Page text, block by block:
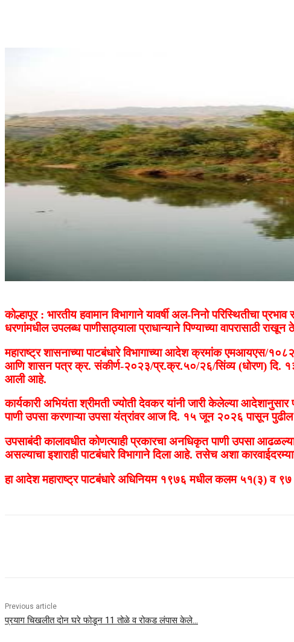
कोल्हापूर : भारतीय हवामान विभागाने यावर्षी अल-निनो परिस्थितीचा
धरणांमधील उपलब्ध पाणीसाठ्याला प्राधान्याने पिण्याच्या वापरासाठी राखून
महाराष्ट्र शासनाच्या पाटबंधारे विभागाच्या आदेश क्रमांक एमआयएस/
आणि शासन पत्र क्र. संकीर्ण-२०२३/प्र.क्र.५०/२६/सिंव्य (धोरण) दि. १३ जून
आली आहे.
कार्यकारी अभियंता श्रीमती ज्योती देवकर यांनी जारी केलेल्या
पाणी उपसा करणाऱ्या उपसा यंत्रांवर आज दि. १५ जून २०२६ पासून
उपसाबंदी कालावधीत कोणत्याही प्रकारचा अनधिकृत पाणी उपसा
असल्याचा इशाराही पाटबंधारे विभागाने दिला आहे. तसेच अशा
हा आदेश महाराष्ट्र पाटबंधारे अधिनियम १९७६ मधील कलम ५१(३) व ९७
Previous article
प्रयाग चिखलीत दोन घरे फोडून 11 तोळे व रोकड लंपास केले…